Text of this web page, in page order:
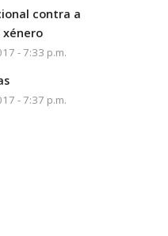
contra a
xénero
- 7:33 p.m.
- 7:37 p.m.